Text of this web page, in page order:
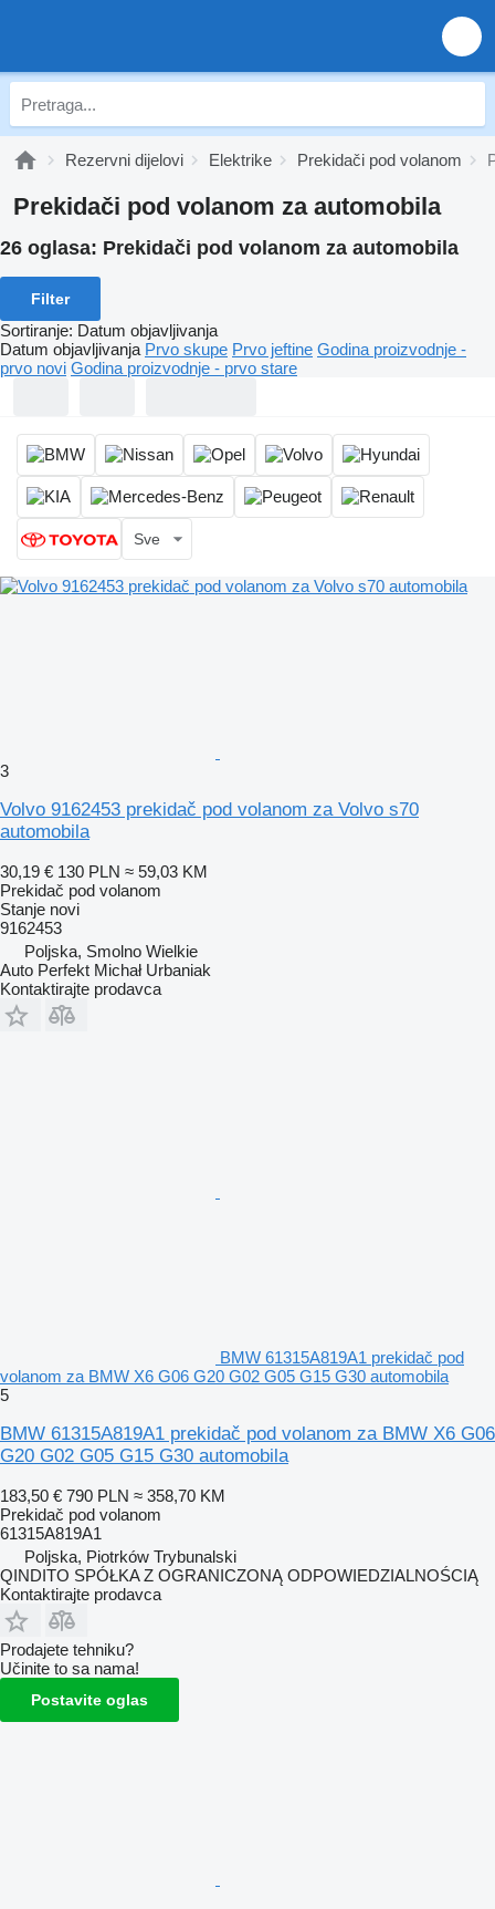
Rezervni dijelovi Elektrike Prekidači pod volanom
Prekidači pod volanom za automobila
26 oglasa: Prekidači pod volanom za automobila
Filter
Sortiranje: Datum objavljivanja
Datum objavljivanja Prvo skupe Prvo jeftine Godina proizvodnje -
prvo novi Godina proizvodnje - prvo stare
Sve
3
Volvo 9162453 prekidač pod volanom za Volvo s70
automobila
30,19 € 130 PLN ≈ 59,03 KM
Prekidač pod volanom
Stanje novi
9162453
Poljska, Smolno Wielkie
Auto Perfekt Michał Urbaniak
Kontaktirajte prodavca
BMW 61315A819A1 prekidač pod
volanom za BMW X6 G06 G20 G02 G05 G15 G30 automobila
5
BMW 61315A819A1 prekidač pod volanom za BMW X6 G06
G20 G02 G05 G15 G30 automobila
183,50 € 790 PLN ≈ 358,70 KM
Prekidač pod volanom
61315A819A1
Poljska, Piotrków Trybunalski
QINDITO SPÓŁKA Z OGRANICZONĄ ODPOWIEDZIALNOŚCIĄ
Kontaktirajte prodavca
Prodajete tehniku?
Učinite to sa nama!
Postavite oglas